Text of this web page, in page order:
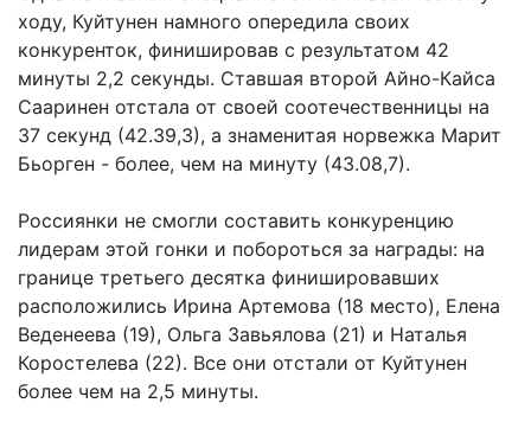
ходу, Куйтунен намного опередила своих
конкуренток, финишировав с результатом 42
минуты 2,2 секунды. Ставшая второй Айно-Кайса
Сааринен отстала от своей соотечественницы на
37 секунд (42.39,3), а знаменитая норвежка Марит
Бьорген - более, чем на минуту (43.08,7).
Россиянки не смогли составить конкуренцию
лидерам этой гонки и побороться за награды: на
границе третьего десятка финишировавших
расположились Ирина Артемова (18 место), Елена
Веденеева (19), Ольга Завьялова (21) и Наталья
Коростелева (22). Все они отстали от Куйтунен
более чем на 2,5 минуты.